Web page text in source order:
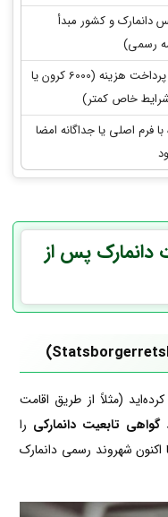
دانمارک و کشور مبدأ
رسمی)
رسید پرداخت هزینه (6000 کرون یا
خاص کمتر)
با فرم اصلی یا جداگانه امضا
دانمارک پس از
(مثلاً از طریق اقامت
گواهی تابعیت دانمارکی را
شهروند رسمی دانمارک